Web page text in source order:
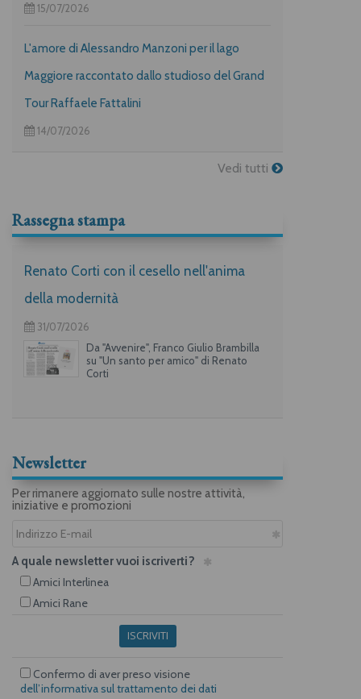
15/07/2026
L'amore di Alessandro Manzoni per il lago
Maggiore raccontato dallo studioso del Grand
Tour Raffaele Fattalini
14/07/2026
Vedi tutti
Rassegna stampa
Renato Corti con il cesello nell'anima
della modernità
31/07/2026
Da "Avvenire", Franco Giulio Brambilla
su "Un santo per amico" di Renato
Corti
Newsletter
Per rimanere aggiornato sulle nostre attività,
iniziative e promozioni
A quale newsletter vuoi iscriverti?
Amici Interlinea
Amici Rane
ISCRIVITI
Confermo di aver preso visione
dell’informativa sul trattamento dei dati